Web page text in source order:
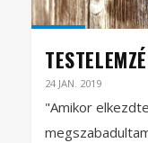
24 JAN. 2019
"Amikor